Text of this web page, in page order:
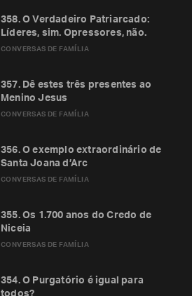
CONVERSAS DE FAMÍLIA
358. O Verdadeiro Patriarcado:
Líderes, sim. Opressores, não.
CONVERSAS DE FAMÍLIA
357. Dê estes três presentes ao
Menino Jesus
CONVERSAS DE FAMÍLIA
356. O exemplo extraordinário de
Santa Joana d’Arc
CONVERSAS DE FAMÍLIA
355. Os 1.700 anos do Credo de
Niceia
354. O Purgatório é igual para
todos?